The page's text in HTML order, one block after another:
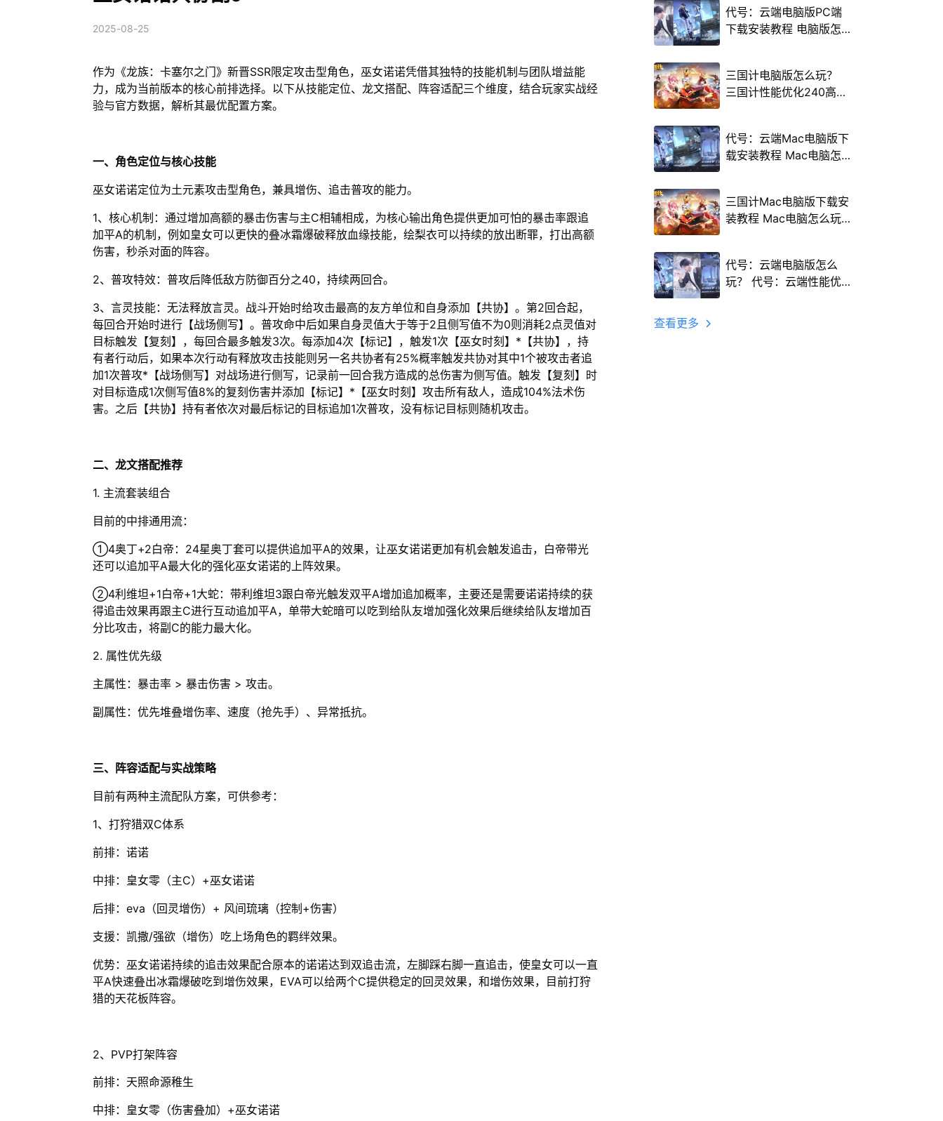
2025-08-25
作为《龙族：卡塞尔之门》新晋SSR限定攻击型角色，巫女诺诺凭借其独特的技能机制与团队增益能
力，成为当前版本的核心前排选择。以下从技能定位、龙文搭配、阵容适配三个维度，结合玩家实战经
验与官方数据，解析其最优配置方案。
一、角色定位与核心技能
巫女诺诺定位为土元素攻击型角色，兼具增伤、追击普攻的能力。
1、核心机制：通过增加高额的暴击伤害与主C相辅相成，为核心输出角色提供更加可怕的暴击率跟追
加平A的机制，例如皇女可以更快的叠冰霜爆破释放血缘技能，绘梨衣可以持续的放出断罪，打出高额
伤害，秒杀对面的阵容。
2、普攻特效：普攻后降低敌方防御百分之40，持续两回合。
3、言灵技能：无法释放言灵。战斗开始时给攻击最高的友方单位和自身添加【共协】。第2回合起，
每回合开始时进行【战场侧写】。普攻命中后如果自身灵值大于等于2且侧写值不为0则消耗2点灵值对
目标触发【复刻】，每回合最多触发3次。每添加4次【标记】，触发1次【巫女时刻】*【共协】，持
有者行动后，如果本次行动有释放攻击技能则另一名共协者有25%概率触发共协对其中1个被攻击者追
加1次普攻*【战场侧写】对战场进行侧写，记录前一回合我方造成的总伤害为侧写值。触发【复刻】时
对目标造成1次侧写值8%的复刻伤害并添加【标记】*【巫女时刻】攻击所有敌人，造成104%法术伤
害。之后【共协】持有者依次对最后标记的目标追加1次普攻，没有标记目标则随机攻击。
二、龙文搭配推荐
1. 主流套装组合
目前的中排通用流：
①4奥丁+2白帝：24星奥丁套可以提供追加平A的效果，让巫女诺诺更加有机会触发追击，白帝带光
还可以追加平A最大化的强化巫女诺诺的上阵效果。
②4利维坦+1白帝+1大蛇：带利维坦3跟白帝光触发双平A增加追加概率，主要还是需要诺诺持续的获
得追击效果再跟主C进行互动追加平A，单带大蛇暗可以吃到给队友增加强化效果后继续给队友增加百
分比攻击，将副C的能力最大化。
2. 属性优先级
主属性：暴击率 > 暴击伤害 > 攻击。
副属性：优先堆叠增伤率、速度（抢先手）、异常抵抗。
三、阵容适配与实战策略
目前有两种主流配队方案，可供参考：
1、打狩猎双C体系
前排：诺诺
中排：皇女零（主C）+巫女诺诺
后排：eva（回灵增伤）+ 风间琉璃（控制+伤害）
支援：凯撒/强欲（增伤）吃上场角色的羁绊效果。
优势：巫女诺诺持续的追击效果配合原本的诺诺达到双追击流，左脚踩右脚一直追击，使皇女可以一直
平A快速叠出冰霜爆破吃到增伤效果，EVA可以给两个C提供稳定的回灵效果，和增伤效果，目前打狩
猎的天花板阵容。
2、PVP打架阵容
前排：天照命源稚生
中排：皇女零（伤害叠加）+巫女诺诺
代号：云端电脑版PC端
下载安装教程 电脑版怎
三国计电脑版怎么玩？
三国计性能优化240高帧
代号：云端Mac电脑版下
载安装教程 Mac电脑怎
三国计Mac电脑版下载安
装教程 Mac电脑怎么玩
代号：云端电脑版怎么
玩？ 代号：云端性能优
查看更多